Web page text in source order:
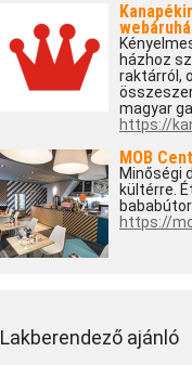
házhoz
raktárról,
magyar
https://
MOB
Minőségi
kültérre.
https://
Lakberendező ajánló